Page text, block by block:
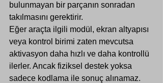
bulunmayan bir parçanın sonradan
takılmasını gerektirir.
Eğer araçta ilgili modül, ekran altyapısı
veya kontrol birimi zaten mevcutsa
aktivasyon daha hızlı ve daha kontrollü
ilerler. Ancak fiziksel destek yoksa
sadece kodlama ile sonuç alınamaz.